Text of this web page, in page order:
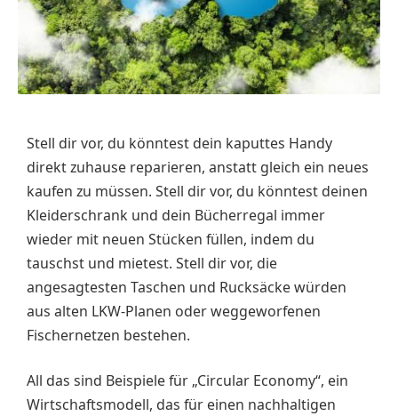
Stell dir vor, du könntest dein kaputtes Handy
direkt zuhause reparieren, anstatt gleich ein neues
kaufen zu müssen. Stell dir vor, du könntest deinen
Kleiderschrank und dein Bücherregal immer
wieder mit neuen Stücken füllen, indem du
tauschst und mietest. Stell dir vor, die
angesagtesten Taschen und Rucksäcke würden
aus alten LKW-Planen oder weggeworfenen
Fischernetzen bestehen.
All das sind Beispiele für „Circular Economy“, ein
Wirtschaftsmodell, das für einen nachhaltigen